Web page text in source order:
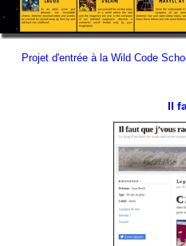
Projet d'entrée à la Wild Code
Il